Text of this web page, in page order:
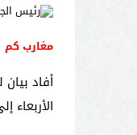
مغارب كم
الأربعاء